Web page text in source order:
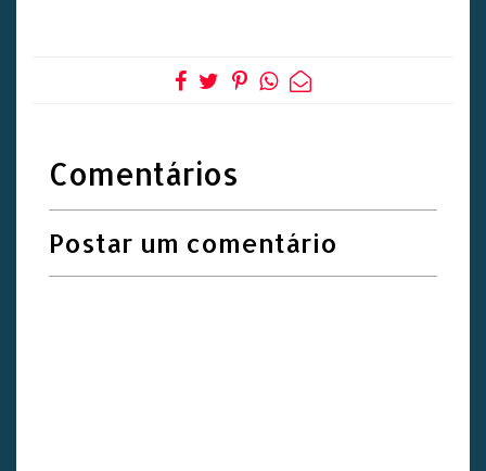
Comentários
Postar um comentário